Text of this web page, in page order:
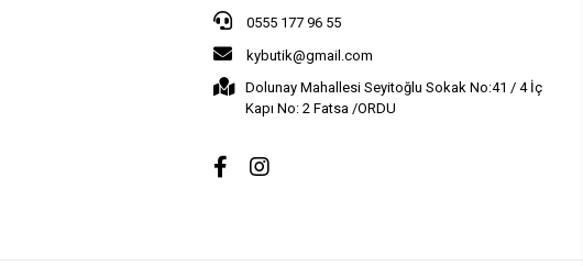
0555 177 96 55
kybutik@gmail.com
Dolunay Mahallesi Seyitoğlu Sokak No:41 / 4 İç
Kapı No: 2 Fatsa /ORDU